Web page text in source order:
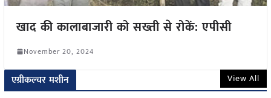
खाद की कालाबाजारी को सख्ती से रोकें: एपीसी
November 20, 2024
एग्रीकल्चर मशीन View All